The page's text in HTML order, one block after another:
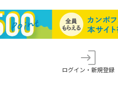
ログイン・新規登録